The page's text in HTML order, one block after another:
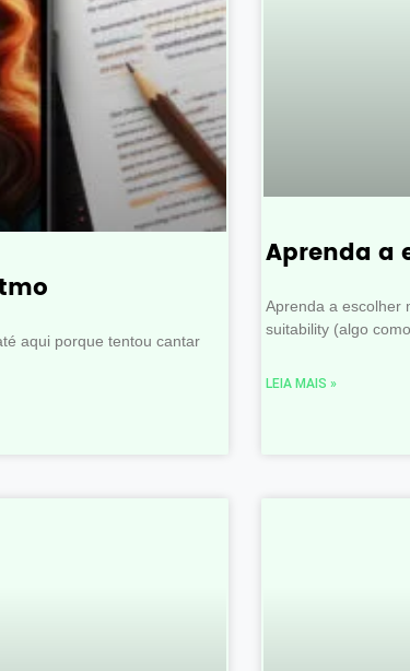
aqui porque tentou cantar
Aprenda a
Aprenda a escolher
suitability (algo
LEIA MAIS »